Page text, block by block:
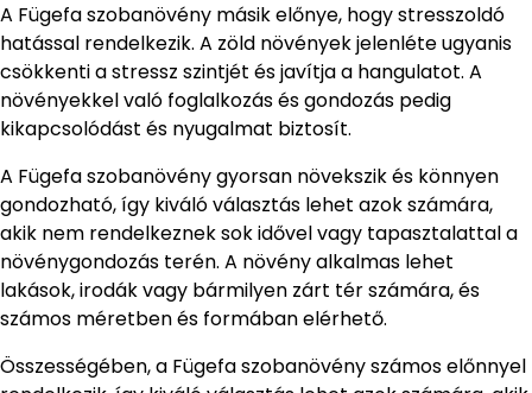
A Fügefa szobanövény másik előnye, hogy stresszoldó
hatással rendelkezik. A zöld növények jelenléte ugyanis
csökkenti a stressz szintjét és javítja a hangulatot. A
növényekkel való foglalkozás és gondozás pedig
kikapcsolódást és nyugalmat biztosít.
A Fügefa szobanövény gyorsan növekszik és könnyen
gondozható, így kiváló választás lehet azok számára,
akik nem rendelkeznek sok idővel vagy tapasztalattal a
növénygondozás terén. A növény alkalmas lehet
lakások, irodák vagy bármilyen zárt tér számára, és
számos méretben és formában elérhető.
Összességében, a Fügefa szobanövény számos előnnyel